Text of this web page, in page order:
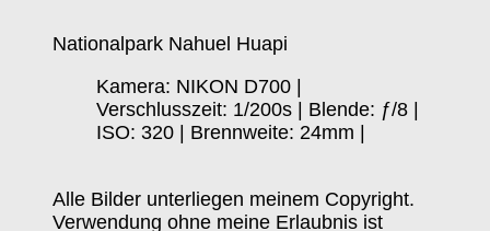
Nationalpark Nahuel Huapi
Kamera: NIKON D700 |
Verschlusszeit: 1/200s | Blende: ƒ/8 |
ISO: 320 | Brennweite: 24mm |
Alle Bilder unterliegen meinem Copyright.
Verwendung ohne meine Erlaubnis ist